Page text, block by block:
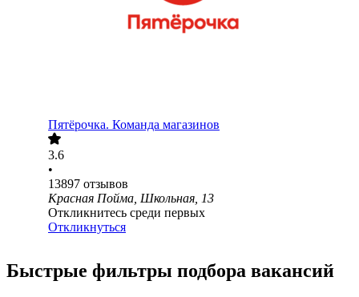
Пятёрочка. Команда магазинов
3.6
•
13897 отзывов
Красная Пойма, Школьная, 13
Откликнитесь среди первых
Откликнуться
Быстрые фильтры подбора вакансий